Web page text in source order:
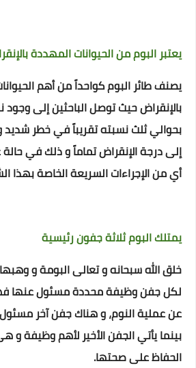
يعتبر البوم من الحيوانات المهددة
يصنف طائر البوم كواحداً من أهم
بالإنقراضحيث توصل الباحثين إلى وجود
بحوالي ثلث نسبته تقريباً في خطر
إلى درجة الإنقراض تماماًو ذلك في حالة
أي من الإجراءات السريعة الخاصة بهذا
يمتلك البوم ثلاثة جفون رئيسية
خلق الله سبحانه و تعالى البومة و
لكل جفن وظيفة محددة مسئول عنها
عن عملية النوم، و هناك جفن آخر
بينما يأتي الجفن الأخير لأهم وظيفة و
الحفاظ على صحتها.